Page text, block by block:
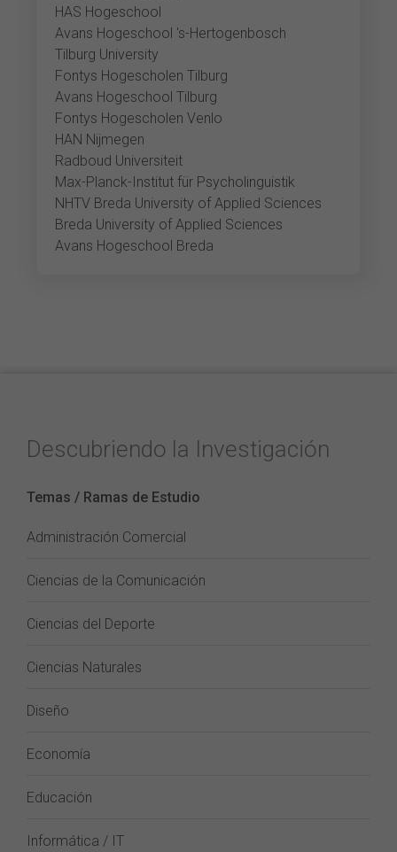
HAS Hogeschool
Avans Hogeschool 's-Hertogenbosch
Tilburg University
Fontys Hogescholen Tilburg
Avans Hogeschool Tilburg
Fontys Hogescholen Venlo
HAN Nijmegen
Radboud Universiteit
Max-Planck-Institut für Psycholinguistik
NHTV Breda University of Applied Sciences
Breda University of Applied Sciences
Avans Hogeschool Breda
Descubriendo la Investigación
Temas / Ramas de Estudio
Administración Comercial
Ciencias de la Comunicación
Ciencias del Deporte
Ciencias Naturales
Diseño
Economía
Educación
Informática / IT